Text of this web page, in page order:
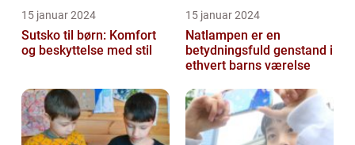
15 januar 2024
Sutsko til børn: Komfort
og beskyttelse med stil
15 januar 2024
Natlampen er en
betydningsfuld genstand i
ethvert barns værelse